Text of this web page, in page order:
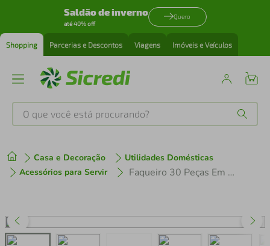
Saldão de inverno
até 40% off
Quero
Shopping Parcerias e Descontos Viagens Imóveis e Veículos
O que você está procurando?
Casa e Decoração
Utilidades Domésticas
Acessórios para Servir
Faqueiro 30 Peças Em Aço Inox Olinda - Oxford
1º tenis
3º perfume